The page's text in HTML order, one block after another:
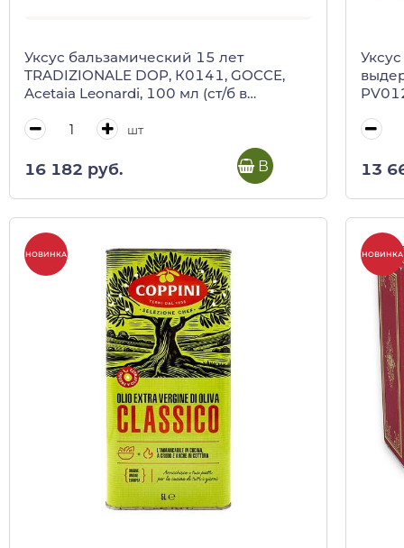
Уксус бальзамический 15 лет
TRADIZIONALE DOP, К0141, GOCCE,
Acetaia Leonardi, 100 мл (ст/б в
шт
16 182 руб. В корзину 13
НОВИНКА НОВИНКА